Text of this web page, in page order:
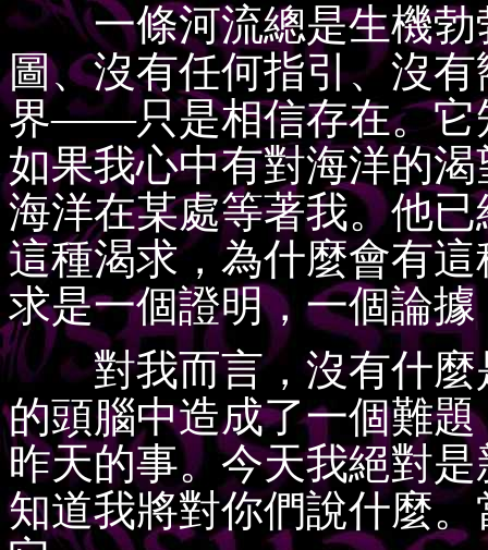
一條河流總是生機勃
圖、沒有任何指引、沒
界——只是相信存在。它
如果我心中有對海洋的
海洋在某處等著我。他
這種渴求，為什麼會有
求是一個證明，一個論
對我而言，沒有什麼
的頭腦中造成了一個難
昨天的事。今天我絕對
知道我將對你們說什麼